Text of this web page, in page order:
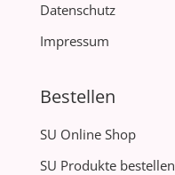
Datenschutz
Impressum
Bestellen
SU Online Shop
SU Produkte bestellen